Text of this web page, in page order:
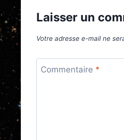
Laisser un
Votre adresse e-mail ne
Commentaire *